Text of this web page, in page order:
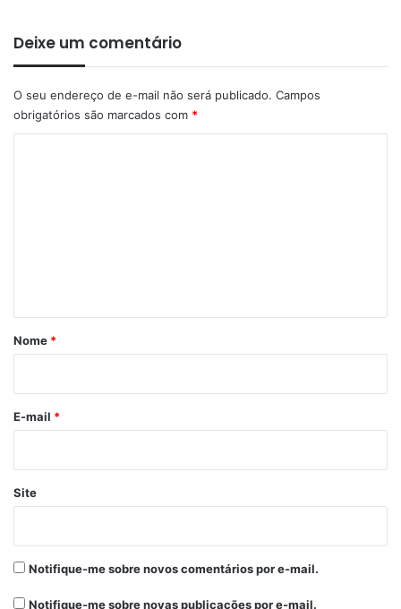
Deixe um comentário
O seu endereço de e-mail não será publicado. Campos
obrigatórios são marcados com *
r
*
Nome *
E-mail *
Site
Notifique-me sobre novos comentários por e-mail.
Notifique-me sobre novas publicações por e-mail.